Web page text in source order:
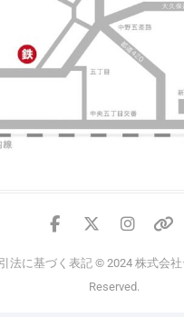
facebook
twitter
法に基づく表記© 2024 株式会
Reserved.